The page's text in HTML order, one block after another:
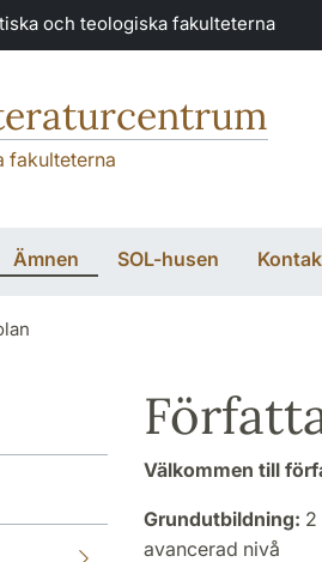
och teologiska fakulteterna
fakulteterna
Ämnen SOL-husen
Välkommen till
Grundutbildning: 2
avancerad nivå